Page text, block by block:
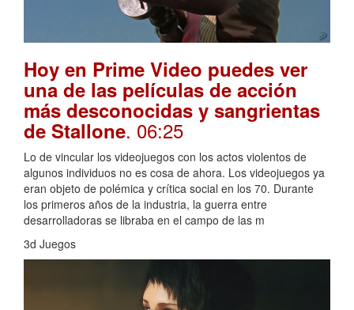
Hoy en Prime Video puedes ver
una de las películas de acción
más desconocidas y sangrientas
de Stallone. 06:25
Lo de vincular los videojuegos con los actos violentos de
algunos individuos no es cosa de ahora. Los videojuegos ya
eran objeto de polémica y crítica social en los 70. Durante
los primeros años de la industria, la guerra entre
desarrolladoras se libraba en el campo de las m
3d Juegos